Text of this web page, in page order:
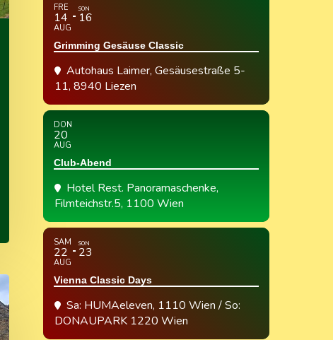
FRE
14
AUG
SON
16
Grimming Gesäuse Classic
Autohaus Laimer, Gesäusestraße 5-
11, 8940 Liezen
DON
20
AUG
Club-Abend
Hotel Rest. Panoramaschenke,
Filmteichstr.5, 1100 Wien
SAM
22
AUG
SON
23
Vienna Classic Days
Sa: HUMAeleven, 1110 Wien / So:
DONAUPARK 1220 Wien